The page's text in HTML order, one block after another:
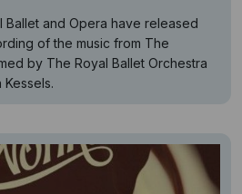
Ballet and Opera have released
of the music from The
by The Royal Ballet Orchestra